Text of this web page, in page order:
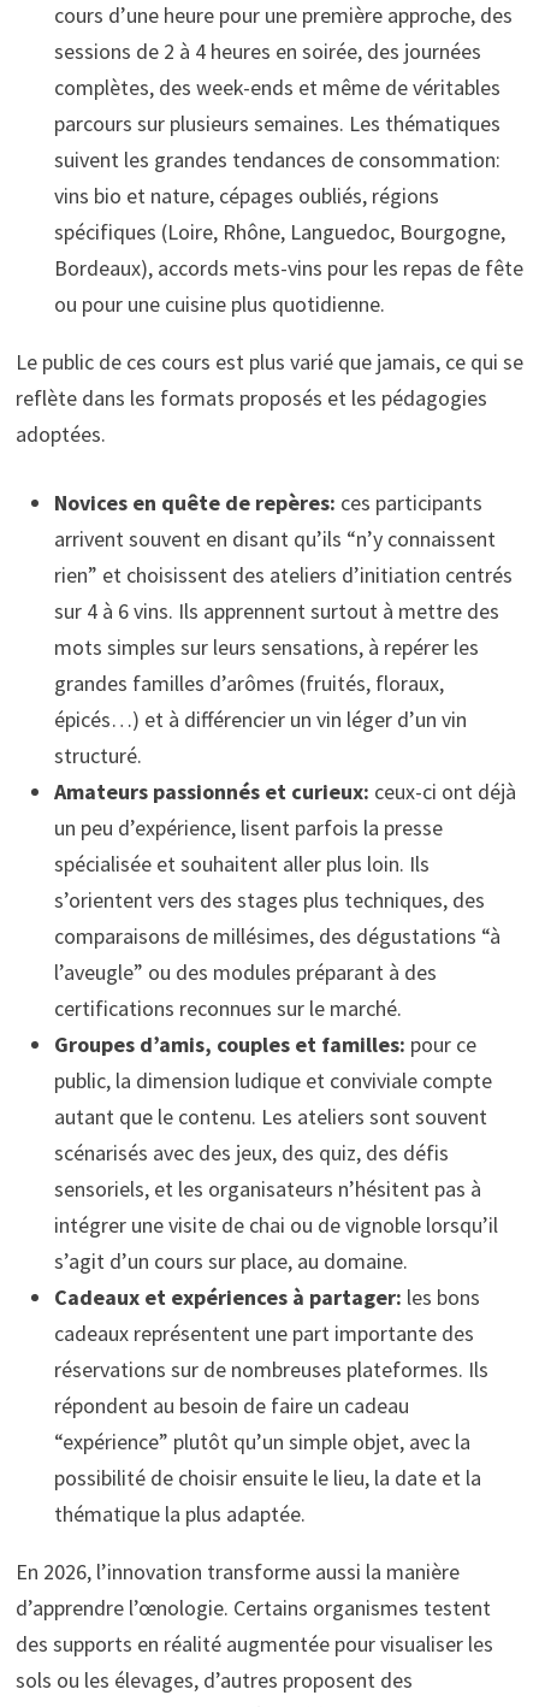
cours d’une heure pour une première approche, des
sessions de 2 à 4 heures en soirée, des journées
complètes, des week-ends et même de véritables
parcours sur plusieurs semaines. Les thématiques
suivent les grandes tendances de consommation:
vins bio et nature, cépages oubliés, régions
spécifiques (Loire, Rhône, Languedoc, Bourgogne,
Bordeaux), accords mets-vins pour les repas de fête
ou pour une cuisine plus quotidienne.
Le public de ces cours est plus varié que jamais, ce qui se
reflète dans les formats proposés et les pédagogies
adoptées.
Novices en quête de repères: ces participants
arrivent souvent en disant qu’ils “n’y connaissent
rien” et choisissent des ateliers d’initiation centrés
sur 4 à 6 vins. Ils apprennent surtout à mettre des
mots simples sur leurs sensations, à repérer les
grandes familles d’arômes (fruités, floraux,
épicés…) et à différencier un vin léger d’un vin
structuré.
Amateurs passionnés et curieux: ceux-ci ont déjà
un peu d’expérience, lisent parfois la presse
spécialisée et souhaitent aller plus loin. Ils
s’orientent vers des stages plus techniques, des
comparaisons de millésimes, des dégustations “à
l’aveugle” ou des modules préparant à des
certifications reconnues sur le marché.
Groupes d’amis, couples et familles: pour ce
public, la dimension ludique et conviviale compte
autant que le contenu. Les ateliers sont souvent
scénarisés avec des jeux, des quiz, des défis
sensoriels, et les organisateurs n’hésitent pas à
intégrer une visite de chai ou de vignoble lorsqu’il
s’agit d’un cours sur place, au domaine.
Cadeaux et expériences à partager: les bons
cadeaux représentent une part importante des
réservations sur de nombreuses plateformes. Ils
répondent au besoin de faire un cadeau
“expérience” plutôt qu’un simple objet, avec la
possibilité de choisir ensuite le lieu, la date et la
thématique la plus adaptée.
En 2026, l’innovation transforme aussi la manière
d’apprendre l’œnologie. Certains organismes testent
des supports en réalité augmentée pour visualiser les
sols ou les élevages, d’autres proposent des